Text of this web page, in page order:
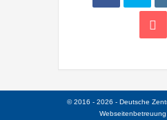
© 2016 - 2026 - Deutsche
Webseitenbetreuung